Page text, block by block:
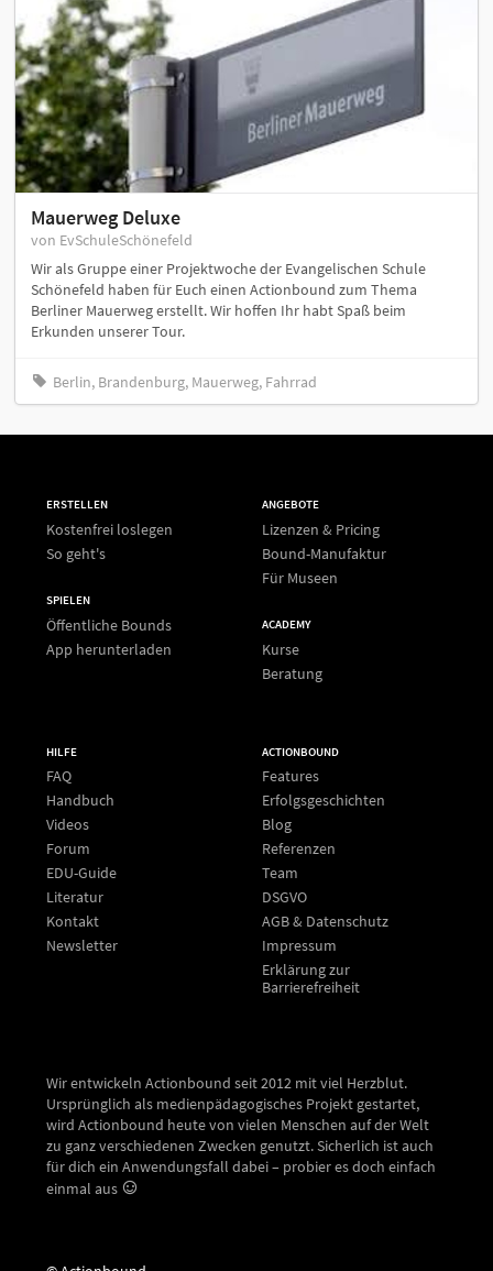
Mauerweg Deluxe
von EvSchuleSchönefeld
Wir als Gruppe einer Projektwoche der Evangelischen Schule
Schönefeld haben für Euch einen Actionbound zum Thema
Berliner Mauerweg erstellt. Wir hoffen Ihr habt Spaß beim
Erkunden unserer Tour.
Berlin, Brandenburg, Mauerweg, Fahrrad
ERSTELLEN
Kostenfrei loslegen
So geht's
SPIELEN
Öffentliche Bounds
App herunterladen
ANGEBOTE
Lizenzen & Pricing
Bound-Manufaktur
Für Museen
ACADEMY
Kurse
Beratung
HILFE
FAQ
Handbuch
Videos
Forum
EDU-Guide
Literatur
Kontakt
Newsletter
ACTIONBOUND
Features
Erfolgsgeschichten
Blog
Referenzen
Team
DSGVO
AGB & Datenschutz
Impressum
Erklärung zur
Barrierefreiheit
Wir entwickeln Actionbound seit 2012 mit viel Herzblut.
Ursprünglich als medienpädagogisches Projekt gestartet,
wird Actionbound heute von vielen Menschen auf der Welt
zu ganz verschiedenen Zwecken genutzt. Sicherlich ist auch
für dich ein Anwendungsfall dabei – probier es doch einfach
einmal aus